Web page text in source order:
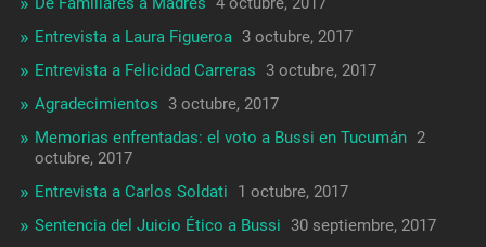
Entrevista a Laura Figueroa 3 octubre, 2017
Entrevista a Felicidad Carreras 3 octubre, 2017
Agradecimientos 3 octubre, 2017
Memorias enfrentadas: el voto a Bussi en Tucumán 2
octubre, 2017
Entrevista a Carlos Soldati
1 octubre, 2017
Sentencia del Juicio Ético a Bussi 30 septiembre, 2017